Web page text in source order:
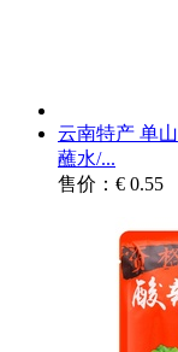
云南特产 单山
蘸水/...
售价：€ 0.55